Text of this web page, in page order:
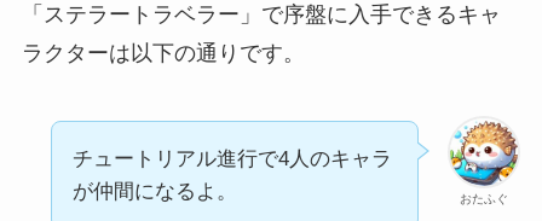
「ステラートラベラー」で序盤に入手できるキャ
ラクターは以下の通りです。
おたふぐ
チュートリアル進行で4人のキャラ
が仲間になるよ。